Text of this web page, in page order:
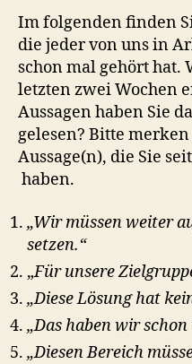
Im folgenden finden
die jeder von uns in
schon mal gehört hat.
letzten zwei Wochen
Aussagen haben Sie
gelesen? Bitte
Aussage(n), die Sie
haben.
„Wir müssen weiter
setzen.“
„Für unsere
„Diese Lösung hat
„Das haben wir
„Diesen Bereich